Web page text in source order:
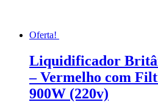
Oferta!
Liquidificador
– Vermelho com
900W (220v)